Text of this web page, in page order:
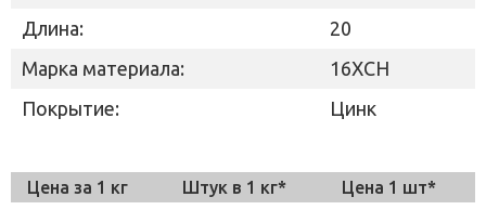
Длина:
20
Марка материала:
16ХСН
Покрытие:
Цинк
Цена за 1 кг Штук в 1 кг* Цена 1 шт*